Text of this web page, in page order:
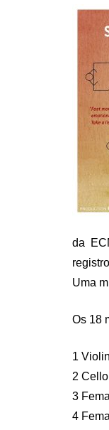
da
Uma
Os 18
1 Violin
2 Cello
3
4